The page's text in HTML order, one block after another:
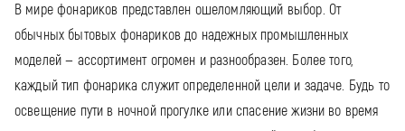
В мире фонариков представлен ошеломляющий выбор. От
обычных бытовых фонариков до надежных промышленных
моделей — ассортимент огромен и разнообразен. Более того,
каждый тип фонарика служит определенной цели и задаче. Будь то
освещение пути в ночной прогулке или спасение жизни во время